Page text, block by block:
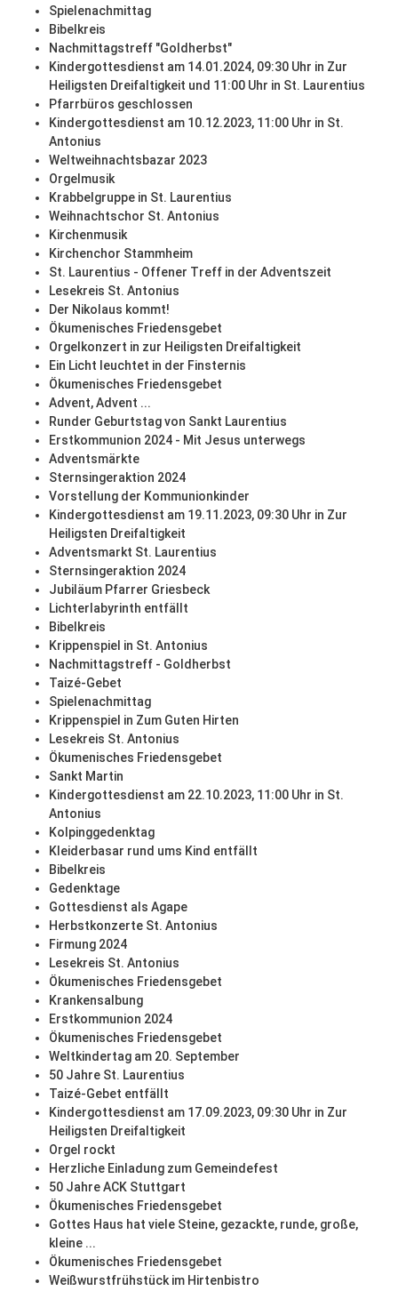
Spielenachmittag
Bibelkreis
Nachmittagstreff "Goldherbst"
Kindergottesdienst am 14.01.2024, 09:30 Uhr in Zur
Heiligsten Dreifaltigkeit und 11:00 Uhr in St. Laurentius
Pfarrbüros geschlossen
Kindergottesdienst am 10.12.2023, 11:00 Uhr in St.
Antonius
Weltweihnachtsbazar 2023
Orgelmusik
Krabbelgruppe in St. Laurentius
Weihnachtschor St. Antonius
Kirchenmusik
Kirchenchor Stammheim
St. Laurentius - Offener Treff in der Adventszeit
Lesekreis St. Antonius
Der Nikolaus kommt!
Ökumenisches Friedensgebet
Orgelkonzert in zur Heiligsten Dreifaltigkeit
Ein Licht leuchtet in der Finsternis
Ökumenisches Friedensgebet
Advent, Advent ...
Runder Geburtstag von Sankt Laurentius
Erstkommunion 2024 - Mit Jesus unterwegs
Adventsmärkte
Sternsingeraktion 2024
Vorstellung der Kommunionkinder
Kindergottesdienst am 19.11.2023, 09:30 Uhr in Zur
Heiligsten Dreifaltigkeit
Adventsmarkt St. Laurentius
Sternsingeraktion 2024
Jubiläum Pfarrer Griesbeck
Lichterlabyrinth entfällt
Bibelkreis
Krippenspiel in St. Antonius
Nachmittagstreff - Goldherbst
Taizé-Gebet
Spielenachmittag
Krippenspiel in Zum Guten Hirten
Lesekreis St. Antonius
Ökumenisches Friedensgebet
Sankt Martin
Kindergottesdienst am 22.10.2023, 11:00 Uhr in St.
Antonius
Kolpinggedenktag
Kleiderbasar rund ums Kind entfällt
Bibelkreis
Gedenktage
Gottesdienst als Agape
Herbstkonzerte St. Antonius
Firmung 2024
Lesekreis St. Antonius
Ökumenisches Friedensgebet
Krankensalbung
Erstkommunion 2024
Ökumenisches Friedensgebet
Weltkindertag am 20. September
50 Jahre St. Laurentius
Taizé-Gebet entfällt
Kindergottesdienst am 17.09.2023, 09:30 Uhr in Zur
Heiligsten Dreifaltigkeit
Orgel rockt
Herzliche Einladung zum Gemeindefest
50 Jahre ACK Stuttgart
Ökumenisches Friedensgebet
Gottes Haus hat viele Steine, gezackte, runde, große,
kleine ...
Ökumenisches Friedensgebet
Weißwurstfrühstück im Hirtenbistro